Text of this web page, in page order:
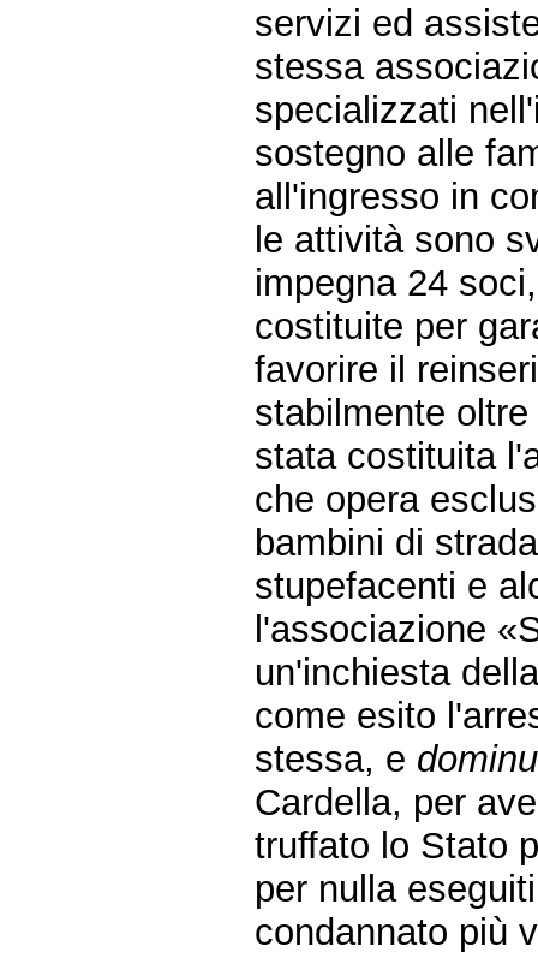
servizi ed
stessa
specializzati
sostegno alle
all'ingresso in
le attività sono
impegna 24
costituite per
favorire il
stabilmente
stata costituita
che opera
bambini di
stupefacenti e
l'associazione
un'inchiesta
come esito
stessa, e
Cardella, per
truffato lo Stato
per nulla
condannato più